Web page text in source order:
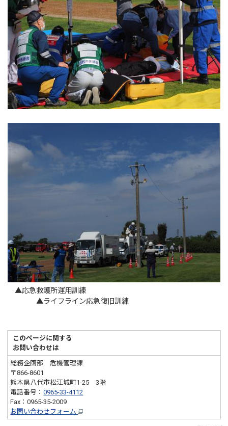
▲応急救護所運用訓練
▲ライフライン応急復旧訓練
このページに関する
お問い合わせは
総務企画部 危機管理課
〒866-8601
熊本県八代市松江城町1-25 3階
電話番号：0965-33-4112
Fax：0965-35-2009
お問い合わせフォーム